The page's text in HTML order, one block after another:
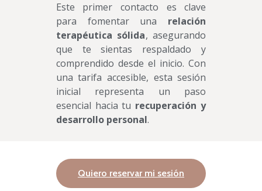
Este primer contacto es clave
para fomentar una relación
terapéutica sólida, asegurando
que te sientas respaldado y
comprendido desde el inicio. Con
una tarifa accesible, esta sesión
inicial representa un paso
esencial hacia tu recuperación y
desarrollo personal.
Quiero reservar mi sesión